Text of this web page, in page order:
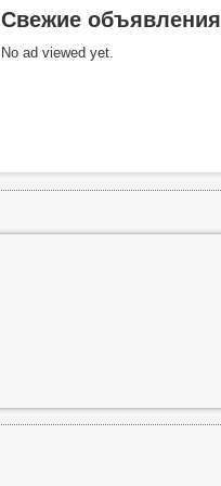
Свежие объявления
No ad viewed yet.